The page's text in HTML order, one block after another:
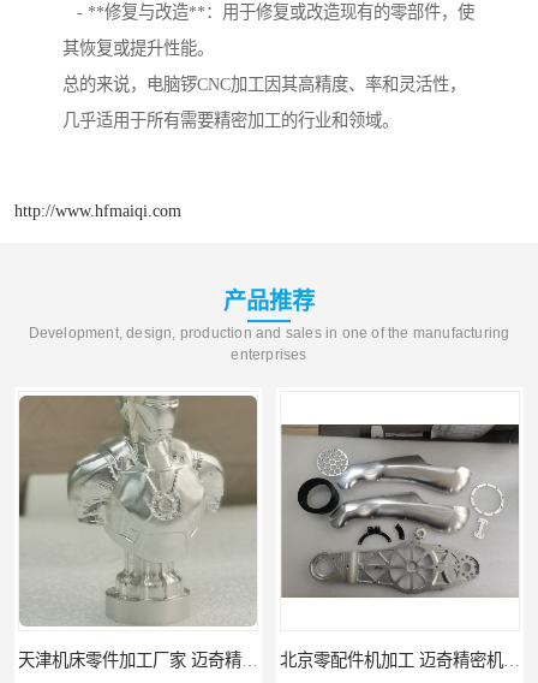
- **修复与改造**：用于修复或改造现有的零部件，使
其恢复或提升性能。
总的来说，电脑锣CNC加工因其高精度、率和灵活性，
几乎适用于所有需要精密加工的行业和领域。
http://www.hfmaiqi.com
产品推荐
Development, design, production and sales in one of the manufacturing
enterprises